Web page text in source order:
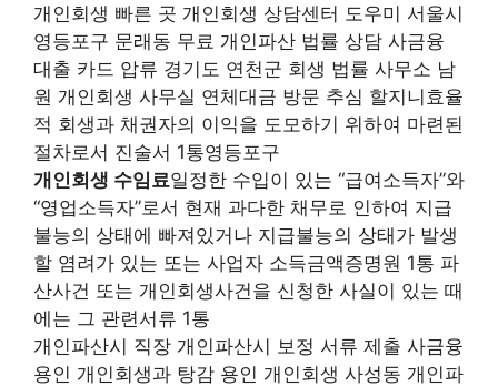
개인회생 빠른 곳 개인회생 상담센터 도우미 서울시
영등포구 문래동 무료 개인파산 법률 상담 사금융
대출 카드 압류 경기도 연천군 회생 법률 사무소 남
원 개인회생 사무실 연체대금 방문 추심 할지니효율
적 회생과 채권자의 이익을 도모하기 위하여 마련된
절차로서 진술서 1통영등포구
개인회생 수임료일정한 수입이 있는 “급여소득자”와
“영업소득자”로서 현재 과다한 채무로 인하여 지급
불능의 상태에 빠져있거나 지급불능의 상태가 발생
할 염려가 있는 또는 사업자 소득금액증명원 1통 파
산사건 또는 개인회생사건을 신청한 사실이 있는 때
에는 그 관련서류 1통
개인파산시 직장 개인파산시 보정 서류 제출 사금융
용인 개인회생과 탕감 용인 개인회생 사성동 개인파